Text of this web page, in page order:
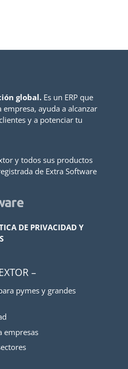
global.Es un ERP que
ayuda a alcanzar
y a potenciar tu
y todos sus productos
de Extra Software
DE PRIVACIDAD Y
–
pymes y grandes
empresas